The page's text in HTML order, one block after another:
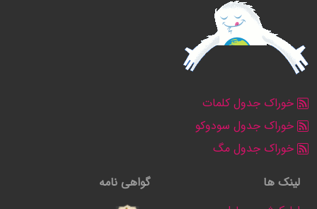
خوراک جدول کلمات
خوراک جدول سودوکو
خوراک جدول مگ
لینک ها
گواهی نامه